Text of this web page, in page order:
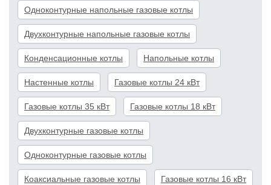
Одноконтурные напольные газовые котлы
Двухконтурные напольные газовые котлы
Конденсационные котлы Напольные котлы
Настенные котлы Газовые котлы 24 кВт
Газовые котлы 35 кВт Газовые котлы 18 кВт
Двухконтурные газовые котлы
Одноконтурные газовые котлы
Коаксиальные газовые котлы Газовые котлы 16 кВт